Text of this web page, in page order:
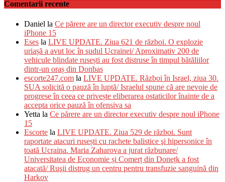
Comentarii recente
Daniel la Ce părere are un director executiv despre noul
iPhone 15
Eses la LIVE UPDATE. Ziua 621 de război. O explozie
uriașă a avut loc în sudul Ucrainei/ Aproximativ 200 de
vehicule blindate rusești au fost distruse în timpul bătăliilor
dintr-un oraș din Donbas
escorte247.com la LIVE UPDATE. Război în Israel, ziua 30.
SUA solicită o pauză în luptă/ Israelul spune că are nevoie de
progrese în ceea ce privește eliberarea ostaticilor înainte de a
accepta orice pauză în ofensiva sa
Yetta la Ce părere are un director executiv despre noul iPhone
15
Escorte la LIVE UPDATE. Ziua 529 de război. Sunt
raportate atacuri rusești cu rachete balistice şi hipersonice în
toată Ucraina. Maria Zaharova a jurat răzbunare/
Universitatea de Economie și Comerț din Donețk a fost
atacată/ Ruşii distrug un centru pentru transfuzie sanguină din
Harkov